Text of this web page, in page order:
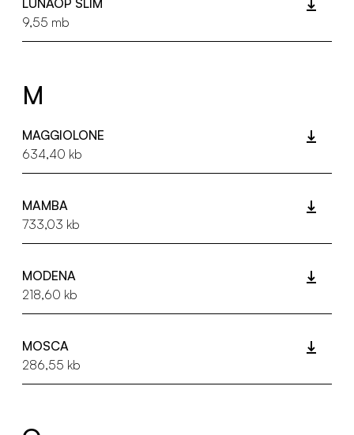
LUNAOP SLIM
9,55 mb
M
MAGGIOLONE
634,40 kb
MAMBA
733,03 kb
MODENA
218,60 kb
MOSCA
286,55 kb